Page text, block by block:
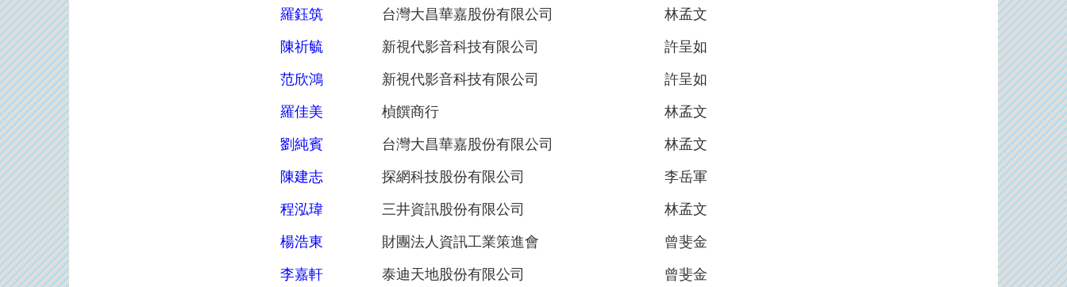
羅鈺筑 台灣大昌華嘉股份有限公司 林孟文
陳祈毓 新視代影音科技有限公司 許呈如
范欣鴻 新視代影音科技有限公司 許呈如
羅佳美 楨饌商行 林孟文
劉純賓 台灣大昌華嘉股份有限公司 林孟文
陳建志 探網科技股份有限公司 李岳軍
程泓瑋 三井資訊股份有限公司 林孟文
楊浩東 財團法人資訊工業策進會 曾斐金
李嘉軒 泰迪天地股份有限公司 曾斐金